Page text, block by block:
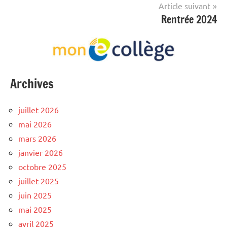
Article suivant
Rentrée 2024
Archives
juillet 2026
mai 2026
mars 2026
janvier 2026
octobre 2025
juillet 2025
juin 2025
mai 2025
avril 2025